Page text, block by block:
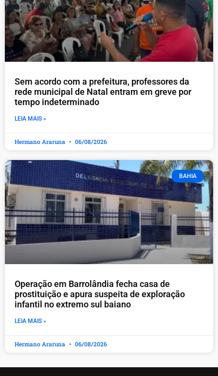
​Sem acordo com a prefeitura, professores da
rede municipal de Natal entram em greve por
tempo indeterminado
LEIA MAIS »
Hermano Araruna 06/08/2026
BAHIA
Operação em Barrolândia fecha casa de
prostituição e apura suspeita de exploração
infantil no extremo sul baiano
LEIA MAIS »
Hermano Araruna 06/08/2026